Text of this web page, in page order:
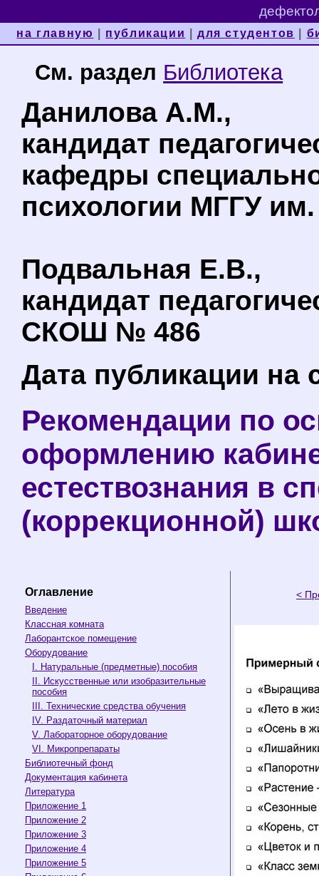
на главную публикации |для студентов
См. раздел Библиотека
Данилова А.М.,
кандидат
кафедры
психологии МГГУ
Подвальная Е.В.,
кандидат
СКОШ № 486
Дата публикации на
Рекомендации по
оформлению
естествознания в
(коррекционной)
Оглавление
Введение
Классная комната
Лаборантское помещение
Оборудование
I. Натуральные (предметные) пособия
II. Искусственные или изобразительные
пособия
III. Технические средства обучения
IV. Раздаточный материал
V. Лабораторное оборудование
VI. Микропрепараты
Библиотечный фонд
Документация кабинета
Литература
Приложение 1
Приложение 2
Приложение 3
Приложение 4
Приложение 5
<